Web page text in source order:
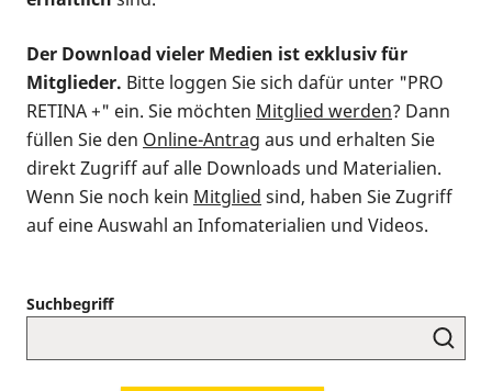
Der Download vieler Medien ist exklusiv für
Mitglieder. Bitte loggen Sie sich dafür unter "PRO
RETINA +" ein. Sie möchten Mitglied werden? Dann
füllen Sie den Online-Antrag aus und erhalten Sie
direkt Zugriff auf alle Downloads und Materialien.
Wenn Sie noch kein Mitglied sind, haben Sie Zugriff
auf eine Auswahl an Infomaterialien und Videos.
Suchbegriff